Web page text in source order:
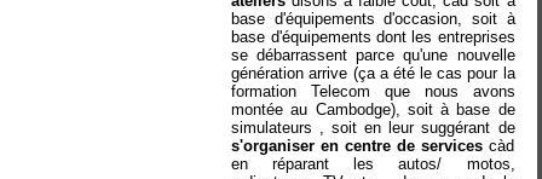
base d'équipements d'occasion, soit à
base d'équipements dont les entreprises
se débarrassent parce qu'une nouvelle
génération arrive (ça a été le cas pour la
formation Telecom que nous avons
montée au Cambodge), soit à base de
simulateurs , soit en leur suggérant de
s'organiser en centre de servicescàd
en réparant les autos/ motos,